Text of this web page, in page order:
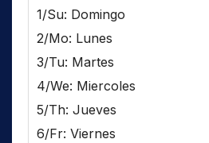
1/Su: Domingo
2/Mo: Lunes
3/Tu: Martes
4/We: Miercoles
5/Th: Jueves
6/Fr: Viernes